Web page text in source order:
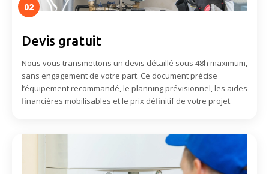
02
Devis gratuit
Nous vous transmettons un devis détaillé sous 48h maximum,
sans engagement de votre part. Ce document précise
l’équipement recommandé, le planning prévisionnel, les aides
financières mobilisables et le prix définitif de votre projet.